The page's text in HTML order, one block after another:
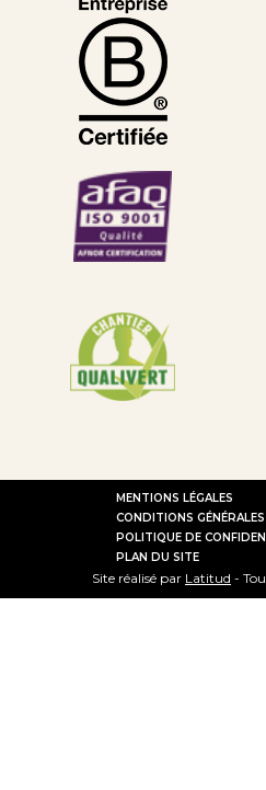
MENTIONS LÉGALES
CONDITIONS
POLITIQUE DE
PLAN DU SITE
Site réalisé par Latitud -